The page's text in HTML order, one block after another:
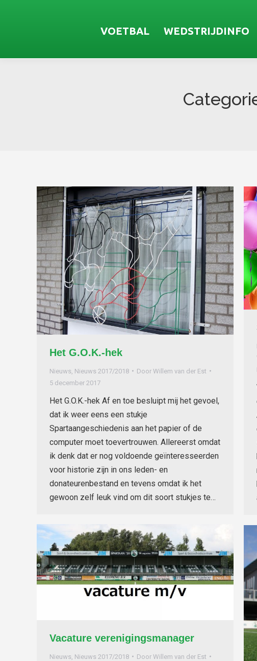
VOETBAL WEDSTRIJDINFO
Het G.O.K.-hek
Nieuws Nieuws 2017/2018 Door Willem van der Est
5 december 2017
Het G.O.K.-hek Af en toe besluipt mij het gevoel,
dat ik weer eens een stukje
Spartaangeschiedenis aan het papier of de
computer moet toevertrouwen. Allereerst omdat
ik denk dat er nog voldoende geïnteresseerden
voor historie zijn in ons leden- en
donateurenbestand en tevens omdat ik het
gewoon zelf leuk vind om dit soort stukjes te…
Vacature verenigingsmanager
Nieuws Nieuws 2017/2018 Door Willem van der Est